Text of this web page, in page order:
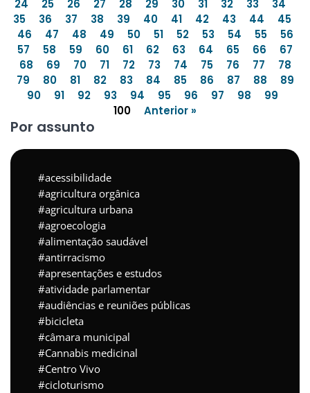
24
25 26 27 28 29 30 31 32 33
34
35
36 37 38 39 40 41 42 43 44
45
46
47 48 49 50 51 52 53 54 55
56
57
58 59 60 61 62 63 64 65 66
67
68
69 70 71 72 73 74 75 76 77
78
79
80 81 82 83 84 85 86 87 88
89
90
91 92 93 94 95 96 97 98
99
100
Anterior »
Por assunto
acessibilidade
agricultura orgânica
agricultura urbana
agroecologia
alimentação saudável
antirracismo
apresentações e estudos
atividade parlamentar
audiências e reuniões públicas
bicicleta
câmara municipal
Cannabis medicinal
Centro Vivo
cicloturismo